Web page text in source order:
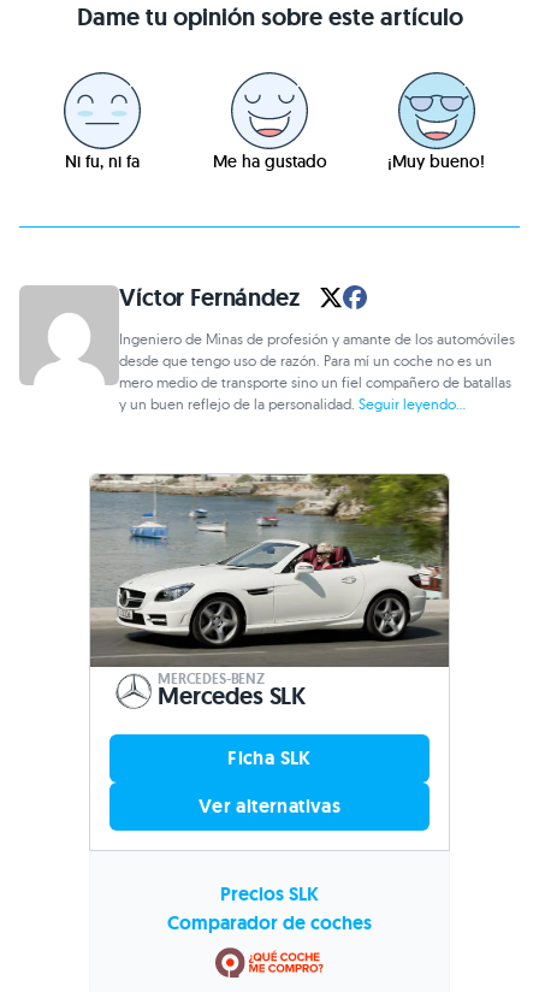
Dame tu opinión sobre este artículo
Ni fu, ni fa Me ha gustado ¡Muy bueno!
Víctor Fernández
Ingeniero de Minas de profesión y amante de los automóviles
desde que tengo uso de razón. Para mí un coche no es un
mero medio de transporte sino un fiel compañero de batallas
y un buen reflejo de la personalidad.Seguir leyendo...
MERCEDES-BENZ
Mercedes SLK
Ficha SLK
Ver alternativas
Precios SLK
Comparador de coches